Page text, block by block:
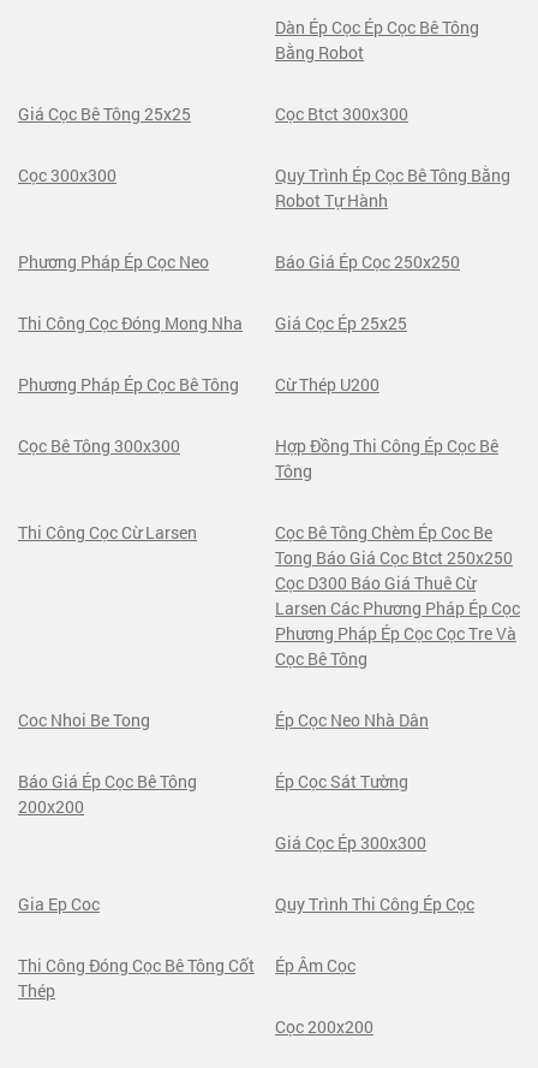
Dàn Ép Cọc Ép Cọc Bê Tông
Bằng Robot
Giá Cọc Bê Tông 25x25 Cọc Btct 300x300
Cọc 300x300
Quy Trình Ép Cọc Bê Tông Bằng
Robot Tự Hành
Phương Pháp Ép Cọc Neo Báo Giá Ép Cọc 250x250
Thi Công Cọc Đóng Mong Nha Giá Cọc Ép 25x25
Phương Pháp Ép Cọc Bê Tông Cừ Thép U200
Cọc Bê Tông 300x300
Hợp Đồng Thi Công Ép Cọc Bê
Tông
Thi Công Cọc Cừ Larsen
Cọc Bê Tông Chèm Ép Coc Be
Tong Báo Giá Cọc Btct 250x250
Cọc D300 Báo Giá Thuê Cừ
Larsen Các Phương Pháp Ép Cọc
Phương Pháp Ép Cọc Cọc Tre Và
Cọc Bê Tông
Coc Nhoi Be Tong Ép Cọc Neo Nhà Dân
Báo Giá Ép Cọc Bê Tông
200x200
Ép Cọc Sát Tường
Giá Cọc Ép 300x300
Gia Ep Coc Quy Trình Thi Công Ép Cọc
Thi Công Đóng Cọc Bê Tông Cốt
Thép
Ép Âm Cọc
Cọc 200x200